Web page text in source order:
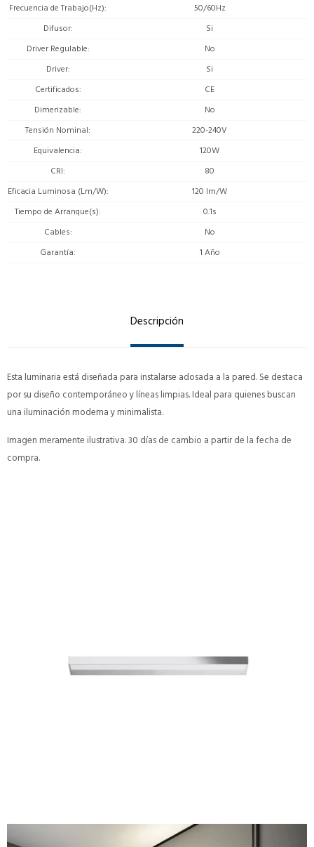
Frecuencia de Trabajo(Hz)
50/60Hz
Difusor
Si
Driver Regulable
No
Driver
Si
Certificados
CE
Dimerizable
No
Tensión Nominal
220-240V
Equivalencia
120W
CRI
80
Eficacia Luminosa (Lm/W)
120 lm/W
Tiempo de Arranque(s)
0.1s
Cables
No
Garantía
1 Año
Descripción
Esta luminaria está diseñada para instalarse adosada a la pared. Se destaca
por su diseño contemporáneo y líneas limpias. Ideal para quienes buscan
una iluminación moderna y minimalista.
Imagen meramente ilustrativa. 30 días de cambio a partir de la fecha de
compra.